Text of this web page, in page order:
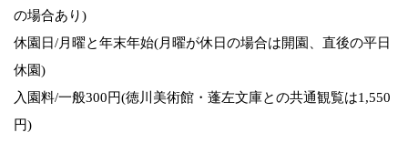
の場合あり)
休園日/月曜と年末年始(月曜が休日の場合は開園、直後の平日
休園)
入園料/一般300円(徳川美術館・蓬左文庫との共通観覧は1,550
円)